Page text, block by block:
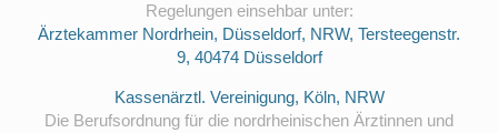
Regelungen einsehbar unter:
Ärztekammer Nordrhein, Düsseldorf, NRW, Tersteegenstr.
9, 40474 Düsseldorf
Kassenärztl. Vereinigung, Köln, NRW
Die Berufsordnung für die nordrheinischen Ärztinnen und